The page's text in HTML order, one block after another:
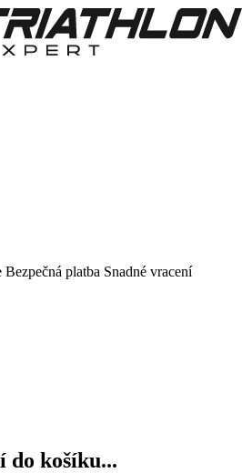
Bezpečná platba Snadné vracení
do košíku...